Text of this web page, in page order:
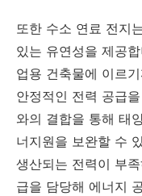
또한 수소 연료 전지
있는 유연성을 제공
업용 건축물에 이르
안정적인 전력 공급
와의 결합을 통해 태
너지원을 보완할 수
생산되는 전력이 부
급을 담당해 에너지